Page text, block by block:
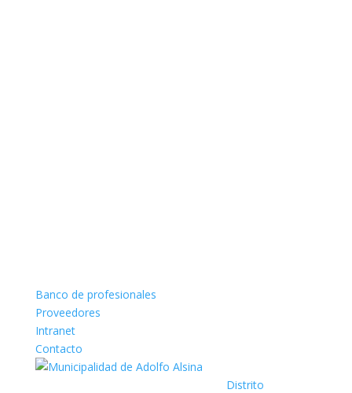
Banco de profesionales
Proveedores
Intranet
Contacto
Distrito